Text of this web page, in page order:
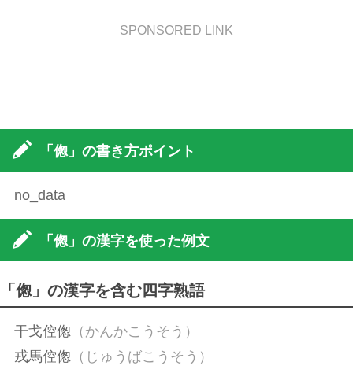
SPONSORED LINK
「偬」の書き方ポイント
no_data
「偬」の漢字を使った例文
「偬」の漢字を含む四字熟語
干戈倥偬（かんかこうそう）
戎馬倥偬（じゅうばこうそう）